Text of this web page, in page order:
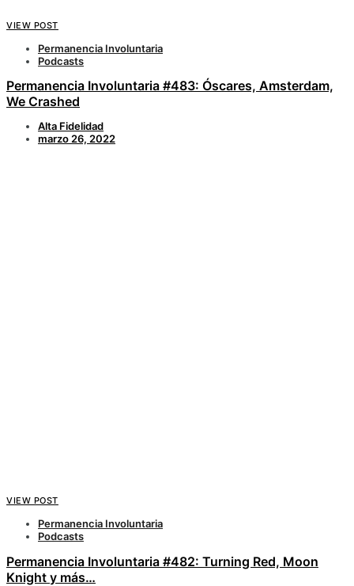
VIEW POST
Permanencia Involuntaria
Podcasts
Permanencia Involuntaria #483: Óscares, Amsterdam,
We Crashed
Alta Fidelidad
marzo 26, 2022
VIEW POST
Permanencia Involuntaria
Podcasts
Permanencia Involuntaria #482: Turning Red, Moon
Knight y más…